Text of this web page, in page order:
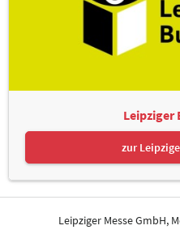
Leipziger
zur
Leipziger Messe GmbH,